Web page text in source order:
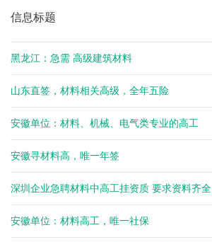
信息标题
黑龙江：急需 高级建筑材料
山东直签，材料相关高级，全年五险
安徽单位：材料、机械、电气类专业的高工
安徽寻材料高，唯一年签
深圳企业急聘材料中高工挂资质 要求资料齐全
安徽单位：材料高工，唯一社保